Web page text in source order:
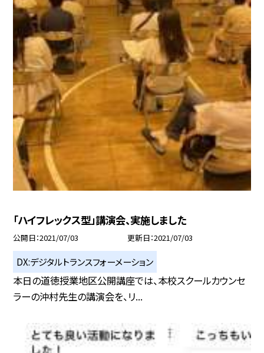
「ハイフレックス型」講演会、実施しました
公開日 2021/07/03 更新日 2021/07/03
DX:デジタルトランスフォーメーション
本日の道徳授業地区公開講座では、本校スクールカウンセ
ラーの沖村先生の講演会を、リ...